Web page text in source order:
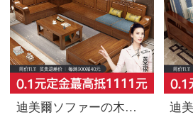
迪美爾ソファーの木のソファーの胡桃の木のソファーの客間の中国式のソファーの現代的な小型の部屋型の実の木の回転角の貴妃は物の木製の家具の3人の位を整える+貴妃のベッド